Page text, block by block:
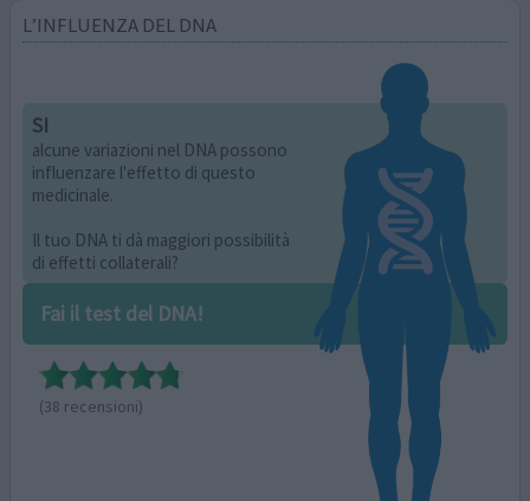
L’INFLUENZA DEL DNA
SI
alcune variazioni nel DNA possono
influenzare l'effetto di questo
medicinale.
Il tuo DNA ti dà maggiori possibilità
di effetti collaterali?
Fai il test del DNA!
(38 recensioni)